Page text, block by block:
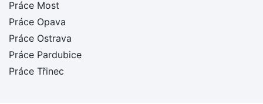
Práce Most
Práce Opava
Práce Ostrava
Práce Pardubice
Práce Třinec